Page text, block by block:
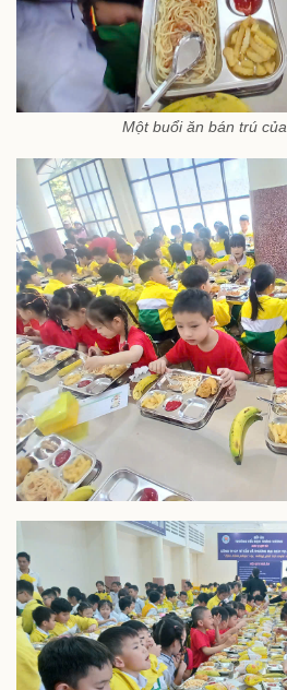
Một buổi ăn bán trú